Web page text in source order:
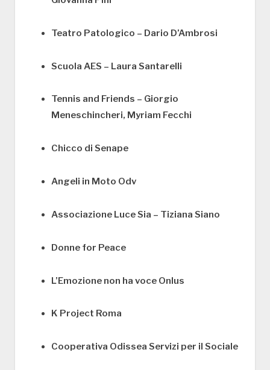
Teatro Patologico – Dario D’Ambrosi
Scuola AES – Laura Santarelli
Tennis and Friends – Giorgio
Meneschincheri, Myriam Fecchi
Chicco di Senape
Angeli in Moto Odv
Associazione Luce Sia – Tiziana Siano
Donne for Peace
L’Emozione non ha voce Onlus
K Project Roma
Cooperativa Odissea Servizi per il Sociale